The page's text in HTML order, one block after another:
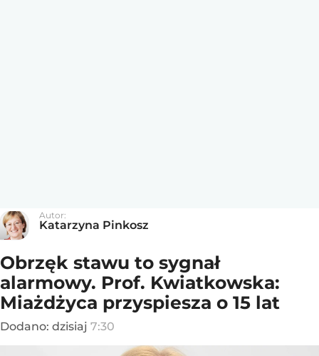
Autor:
Katarzyna Pinkosz
Obrzęk stawu to sygnał
alarmowy. Prof. Kwiatkowska:
Miażdżyca przyspiesza o 15 lat
Dodano: dzisiaj 7:30